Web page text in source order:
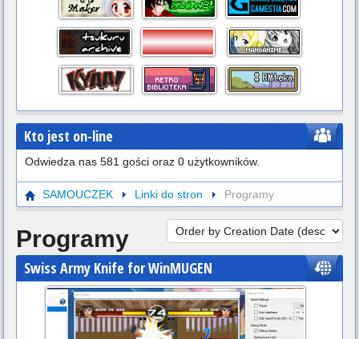
Kto jest on-line
Odwiedza nas 581 gości oraz 0 użytkowników.
SAMOUCZEK Linki do stron Programy
Programy
Swiss Army Knife for WinMUGEN